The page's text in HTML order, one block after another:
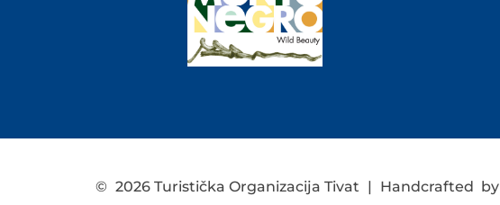
© 2026 Turistička Organizacija Tivat Handcrafted by